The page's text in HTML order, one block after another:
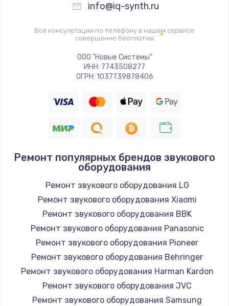
700 руб.
Заказать
Замена ТЭНа
2500 руб.
1400 руб.
Замена / ремонт электронного модуля
управления
600 руб.
Заказать
Замена конфорки
Заказать
Замена платы сенсора
info@iq-synth.ru
Все консультации по телефону в нашем сервисе
совершенно бесплатны
ООО "Новые Системы"
ИНН: 7743508277
ОГРН: 1037739878406
Ремонт популярных брендов звукового
оборудования
Ремонт звукового оборудования LG
Ремонт звукового оборудования Xiaomi
Ремонт звукового оборудования BBK
Ремонт звукового оборудования Panasonic
Ремонт звукового оборудования Pioneer
Ремонт звукового оборудования Behringer
Ремонт звукового оборудования Harman Kardon
Ремонт звукового оборудования JVC
Ремонт звукового оборудования Samsung